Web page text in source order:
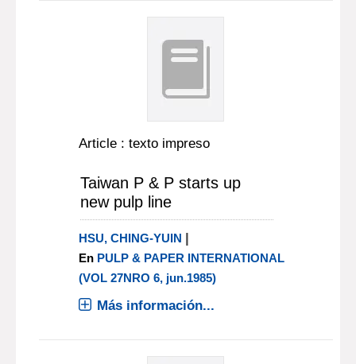
Article : texto impreso
Taiwan P & P starts up
new pulp line
HSU, CHING-YUIN |
En PULP & PAPER INTERNATIONAL
(VOL 27NRO 6, jun.1985)
Más información...